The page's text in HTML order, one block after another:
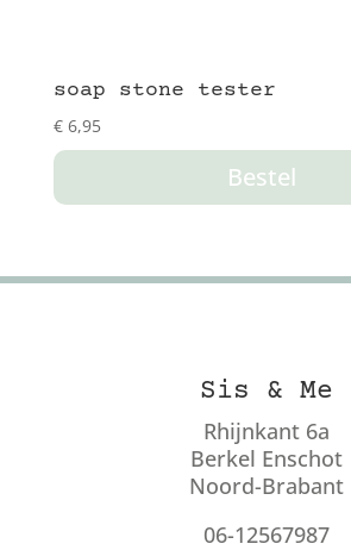
soap stone tester
€6,95
Bestel
Sis & Me
Rhijnkant 6a
Berkel Enschot
Noord-Brabant
06-12567987